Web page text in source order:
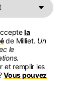
la
de Milliet. Un
le
et remplir les
Vous pouvez